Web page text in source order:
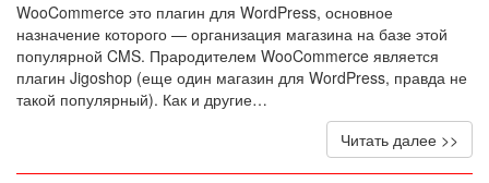
WooCommerce это плагин для WordPress, основное
назначение которого — организация магазина на базе этой
популярной CMS. Прародителем WooCommerce является
плагин Jigoshop (еще один магазин для WordPress, правда не
такой популярный). Как и другие…
Читать далее >>